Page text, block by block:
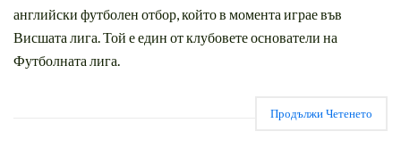
английски футболен отбор, който в момента играе във
Висшата лига. Той е един от клубовете основатели на
Футболната лига.
Продължи Четенето